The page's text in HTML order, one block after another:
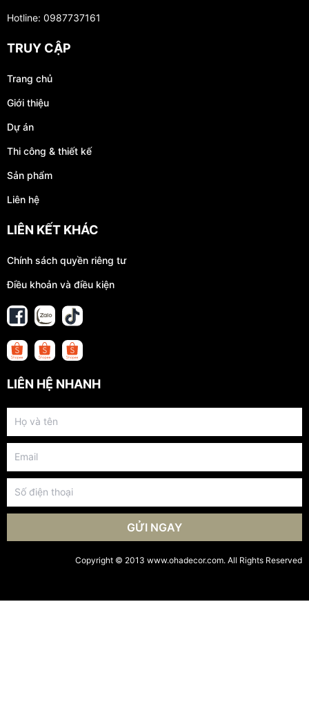
Hotline: 0987737161
TRUY CẬP
Trang chủ
Giới thiệu
Dự án
Thi công & thiết kế
Sản phẩm
Liên hệ
LIÊN KẾT KHÁC
Chính sách quyền riêng tư
Điều khoản và điều kiện
LIÊN HỆ NHANH
GỬI NGAY
Copyright © 2013 www.ohadecor.com. All Rights Reserved